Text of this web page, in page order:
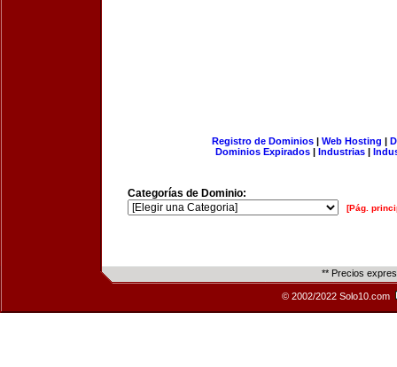
Registro de Dominios| Web Hosting |
Dominios Expirados | Industrias |
Categorías de Dominio:
[Pág.
** Precios
© 2002/2022 Solo10.com